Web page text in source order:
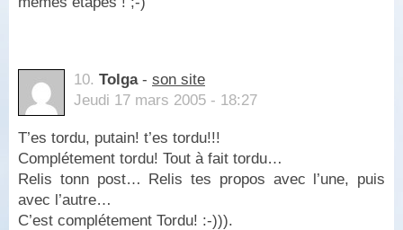
10. Tolga- son site
Jeudi 17 mars 2005 - 18:27
T’es tordu, putain! t’es tordu!!!
Complétement tordu! Tout à fait tordu…
Relis tonn post… Relis tes propos avec l’une, puis
avec l’autre…
C’est complétement Tordu! :-))).